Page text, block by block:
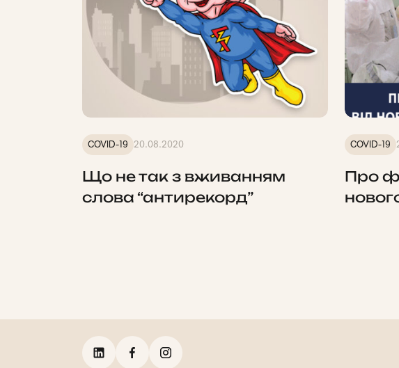
COVID-19 20.08.2020
Що не так з вживанням
слова “антирекорд”
COVID-19
Про